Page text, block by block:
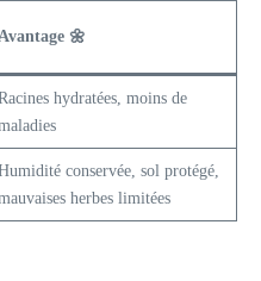
Avantage 🌼
hydratées, moins de
conservée, sol protégé,
herbes limitées